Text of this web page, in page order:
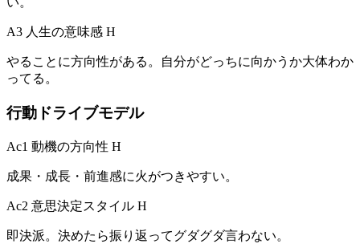
A3 人生の意味感 H
やることに方向性がある。自分がどっちに向かうか大体わか
ってる。
行動ドライブモデル
Ac1 動機の方向性 H
成果・成長・前進感に火がつきやすい。
Ac2 意思決定スタイル H
即決派。決めたら振り返ってグダグダ言わない。